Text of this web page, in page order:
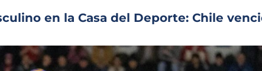
Podcast
Reportajes
en la Casa del Deporte: Chile